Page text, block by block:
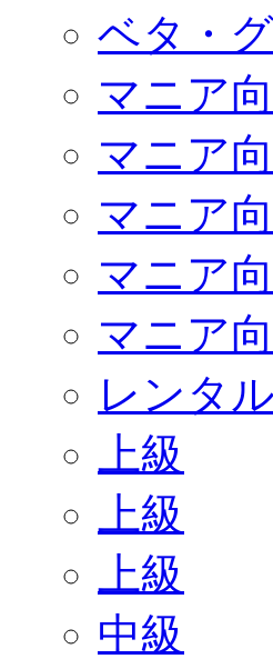
ベタ・
マニア
マニア
マニア
マニア
マニア
レンタ
上級
上級
上級
中級